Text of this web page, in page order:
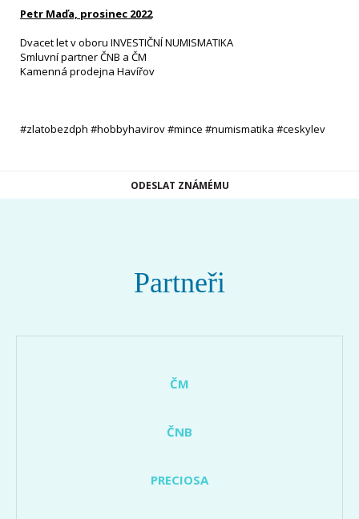
Petr Maďa, prosinec 2022
Dvacet let v oboru INVESTIČNÍ NUMISMATIKA
Smluvní partner ČNB a ČM
Kamenná prodejna Havířov
#zlatobezdph #hobbyhavirov #mince #numismatika #ceskylev
ODESLAT ZNÁMÉMU
Partneři
ČM
ČNB
PRECIOSA